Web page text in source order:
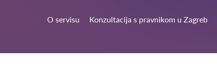
O servisu Konzultacija s pravnikom u Zagreb